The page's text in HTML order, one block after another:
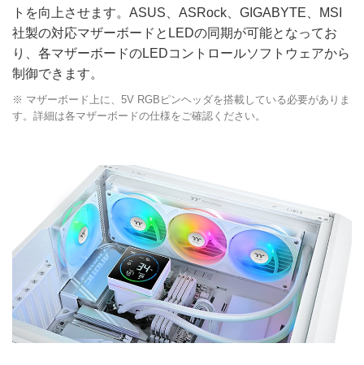
トを向上させます。ASUS、ASRock、GIGABYTE、MSI
社製の対応マザーボードとLEDの同期が可能となってお
り、各マザーボードのLEDコントロールソフトウェアから
制御できます。
※ マザーボード上に、5V RGBピンヘッダを搭載している必要がありま
す。詳細は各マザーボードの仕様をご確認ください。